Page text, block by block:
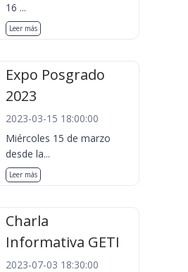
16 ...
Leer más
Expo Posgrado
2023
2023-03-15 18:00:00
Miércoles 15 de marzo
desde la...
Leer más
Charla
Informativa GETI
2023-07-03 18:30:00